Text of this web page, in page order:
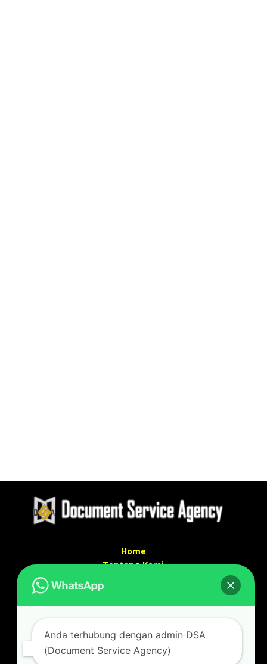
Home
Tentang Kami
Kontak kami
Alamat kantor :
Jl Swadaya Pam No 6 Rt 006 Rw 007 Jatinegara,
Anda terhubung dengan admin DSA
(Document Service Agency)